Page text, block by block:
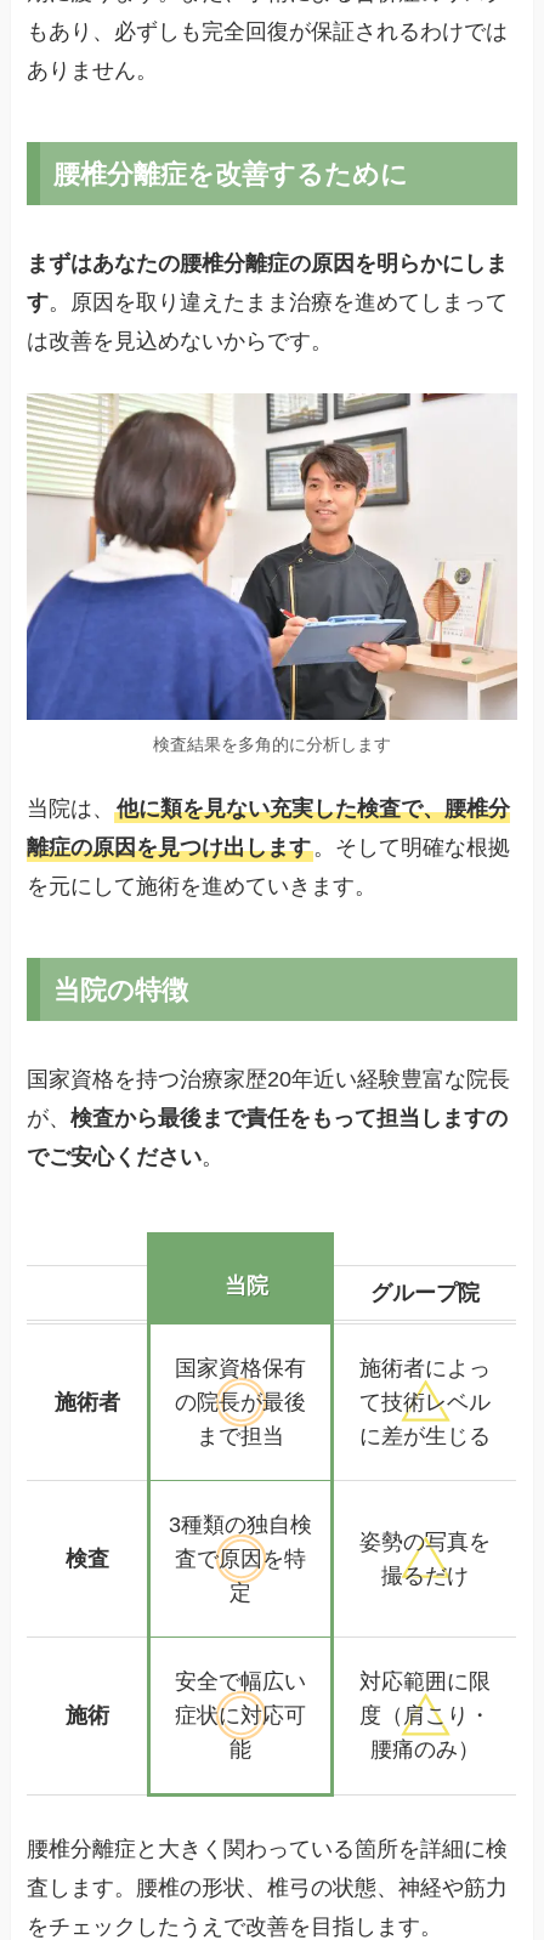
もあり、必ずしも完全回復が保証されるわけでは
ありません。
腰椎分離症を改善するために
まずはあなたの腰椎分離症の原因を明らかにしま
す。原因を取り違えたまま治療を進めてしまって
は改善を見込めないからです。
検査結果を多角的に分析します
当院は、他に類を見ない充実した検査で、腰椎分
離症の原因を見つけ出します。そして明確な根拠
を元にして施術を進めていきます。
当院の特徴
国家資格を持つ治療家歴20年近い経験豊富な院長
が、検査から最後まで責任をもって担当しますの
でご安心ください。
当院 グループ院
施術者
国家資格保有
の院長が最後
まで担当
施術者によっ
て技術レベル
に差が生じる
検査
3種類の独自検
査で原因を特
定
姿勢の写真を
撮るだけ
施術
安全で幅広い
症状に対応可
能
対応範囲に限
度 （肩こり・
腰痛のみ）
腰椎分離症と大きく関わっている箇所を詳細に検
査します。腰椎の形状、椎弓の状態、神経や筋力
をチェックしたうえで改善を目指します。